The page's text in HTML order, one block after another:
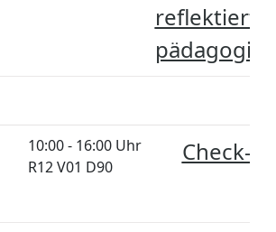
10:00 - 16:00 Uhr
R12 V01 D90
Check-